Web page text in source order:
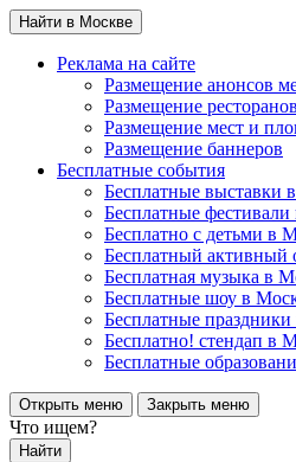
Найти в Москве
Реклама на сайте
Размещение анонсов
Размещение
Размещение мест и
Размещение баннеров
Бесплатные события
Бесплатные выставки
Бесплатные
Бесплатно с детьми в
Бесплатный активный
Бесплатная музыка в
Бесплатные шоу в
Бесплатные
Бесплатно! стендап в
Бесплатные
Открыть меню Закрыть меню
Что ищем?
Найти